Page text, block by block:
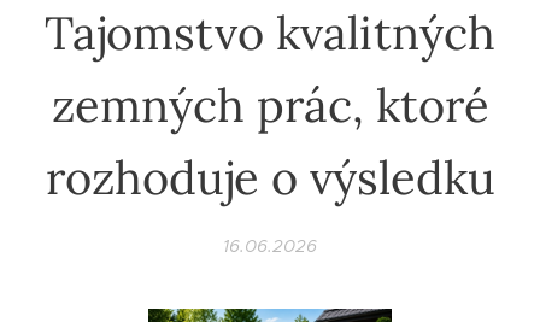
Tajomstvo kvalitných
zemných prác, ktoré
rozhoduje o výsledku
16.06.2026